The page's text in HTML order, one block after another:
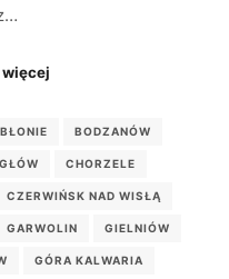
BŁONIE BODZANÓW
CHORZELE
CZERWIŃSK NAD WISŁĄ
GARWOLIN GIELNIÓW
GÓRA KALWARIA